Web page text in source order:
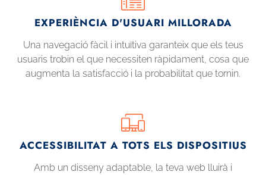
EXPERIÈNCIA D'USUARI MILLORADA
Una navegació fàcil i intuïtiva garanteix que els teus
usuaris trobin el que necessiten ràpidament, cosa que
augmenta la satisfacció i la probabilitat que tornin.
ACCESSIBILITAT A TOTS ELS DISPOSITIUS
Amb un disseny adaptable, la teva web lluirà i